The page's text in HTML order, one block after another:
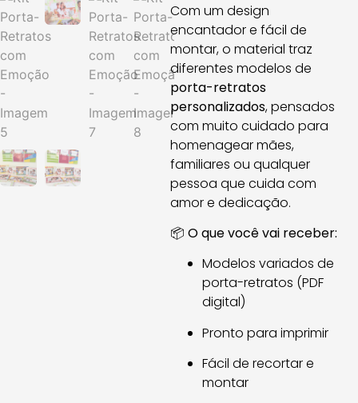
Com um design
encantador e fácil de
montar, o material traz
diferentes modelos de
porta-retratos
personalizados, pensados
com muito cuidado para
homenagear mães,
familiares ou qualquer
pessoa que cuida com
amor e dedicação.
📦 O que você vai receber:
Modelos variados de
porta-retratos (PDF
digital)
Pronto para imprimir
Fácil de recortar e
montar